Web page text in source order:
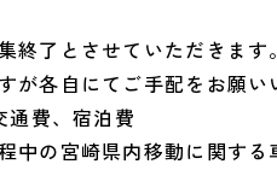
終了とさせていただきます。
が各自にてご手配をお願い
費、宿泊費
中の宮崎県内移動に関す